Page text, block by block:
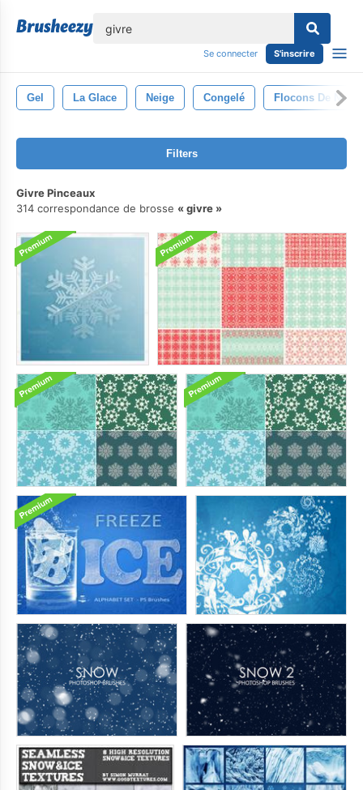
Se connecter S'inscrire
Gel La Glace Neige Congelé Flocons De Neige
Filters
Givre Pinceaux
314 correspondance de brosse
givre